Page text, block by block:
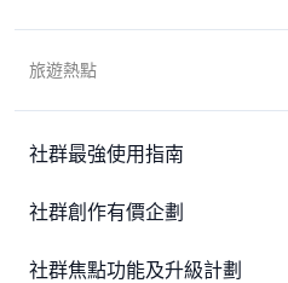
旅遊熱點
社群最強使用指南
社群創作有價企劃
社群焦點功能及升級計劃